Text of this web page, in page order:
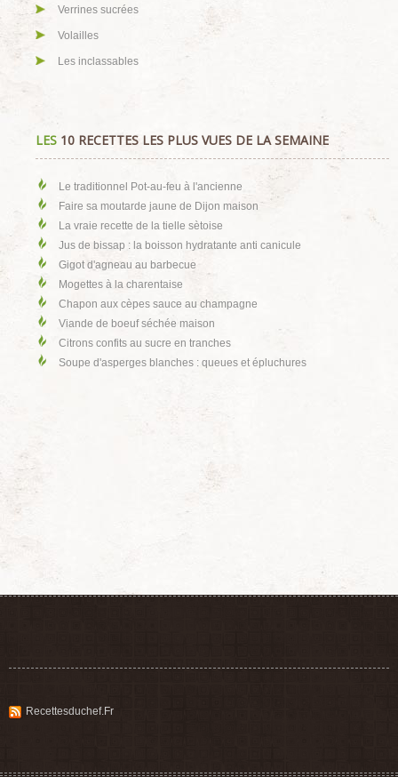
Verrines sucrées
Volailles
Les inclassables
LES 10 RECETTES LES PLUS VUES DE LA SEMAINE
Le traditionnel Pot-au-feu à l'ancienne
Faire sa moutarde jaune de Dijon maison
La vraie recette de la tielle sètoise
Jus de bissap : la boisson hydratante anti canicule
Gigot d'agneau au barbecue
Mogettes à la charentaise
Chapon aux cèpes sauce au champagne
Viande de boeuf séchée maison
Citrons confits au sucre en tranches
Soupe d'asperges blanches : queues et épluchures
Recettesduchef.fr